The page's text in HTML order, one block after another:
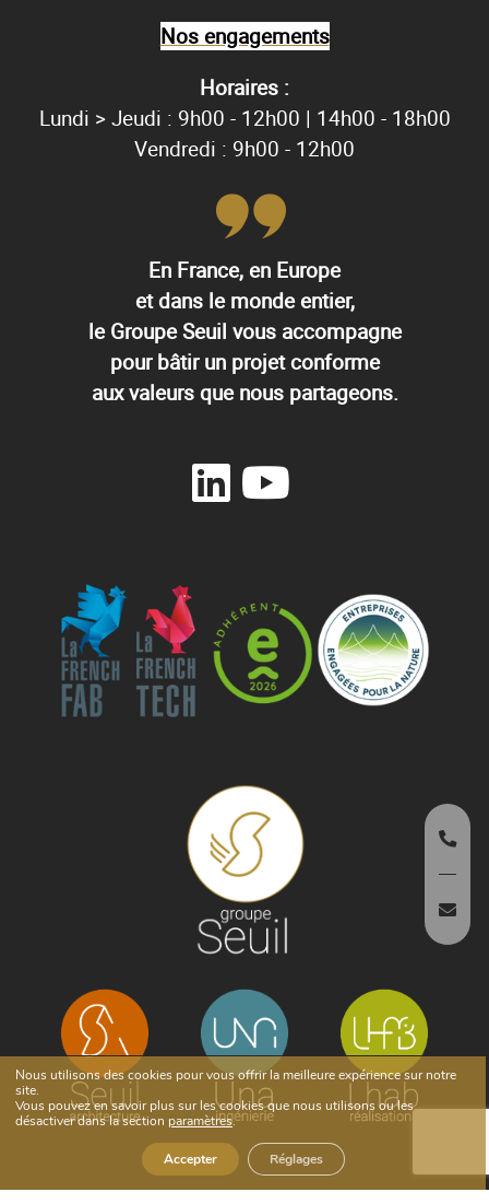
Nos engagements
Horaires :
Lundi > Jeudi : 9h00 - 12h00 | 14h00 - 18h00
Vendredi : 9h00 - 12h00
En France, en Europe
et dans le monde entier,
le Groupe Seuil vous accompagne
pour bâtir un projet conforme
aux valeurs que nous partageons.
Nous utilisons des cookies pour vous offrir la meilleure expérience sur notre
site.
Vous pouvez en savoir plus sur les cookies que nous utilisons ou les
désactiver dans la section paramètres.
Accepter Réglages